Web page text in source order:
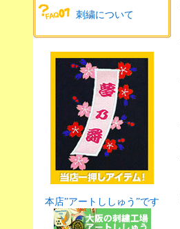
刺繍について
本店”アートししゅう”です